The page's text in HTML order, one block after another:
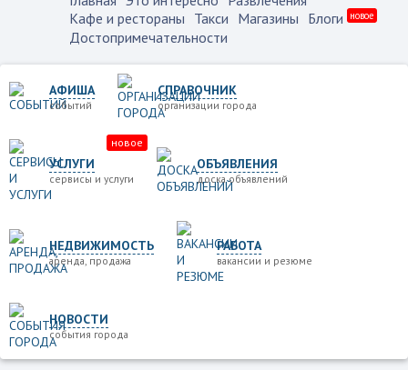
Кафе и рестораны Такси Магазины Блоги новое
Достопримечательности
АФИША
событий
СПРАВОЧНИК
организации города
УСЛУГИ
сервисы и услуги
новое
ОБЪЯВЛЕНИЯ
доска объявлений
НЕДВИЖИМОСТЬ
аренда, продажа
РАБОТА
вакансии и резюме
НОВОСТИ
события города